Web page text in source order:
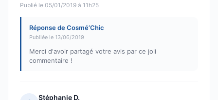
Publié le 05/01/2019 à 11h25
Réponse de Cosmé’Chic
Publiée le 13/06/2019
Merci d'avoir partagé votre avis par ce joli
commentaire !
Stéphanie D.